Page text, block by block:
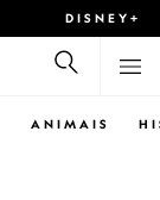
DISNEY+
ANIMAIS